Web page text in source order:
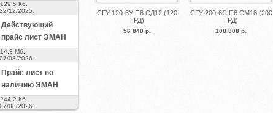
Кб.
12/2025.
Действующий
прайс лист ЭМАН
Мб.
08/2026.
Прайс лист по
наличию ЭМАН
Кб.
08/2026.
СГУ 120-3У П6 СД12 (120
ГРД)
56 840 р.
СГУ 200-6С П6 СМ18 (200
ГРД)
108 808 р.